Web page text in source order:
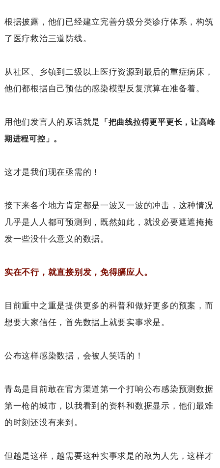
根据披露，他们已经建立完善分级分类诊疗体系，构筑
了医疗救治三道防线。
从社区、乡镇到二级以上医疗资源到最后的重症病床，
他们都根据自己预估的感染模型反复演算在准备着。
用他们发言人的原话就是
「把曲线拉得更平更长，让高峰
期进程可控」。
这才是我们现在亟需的！
接下来各个地方肯定都是一波又一波的冲击，这种情况
几乎是人人都可预测到，既然如此，就没必要遮遮掩掩
发一些没什么意义的数据。
实在不行，就直接别发，免得膈应人。
目前重中之重是提供更多的科普和做好更多的预案，而
想要大家信任，首先数据上就要实事求是。
公布这样感染数据，会被人笑话的！
青岛是目前敢在官方渠道第一个打响公布感染预测数据
第一枪的城市，以我看到的资料和数据显示，他们最难
的时刻还没有来到。
但越是这样，越需要这种实事求是的敢为人先，这样才